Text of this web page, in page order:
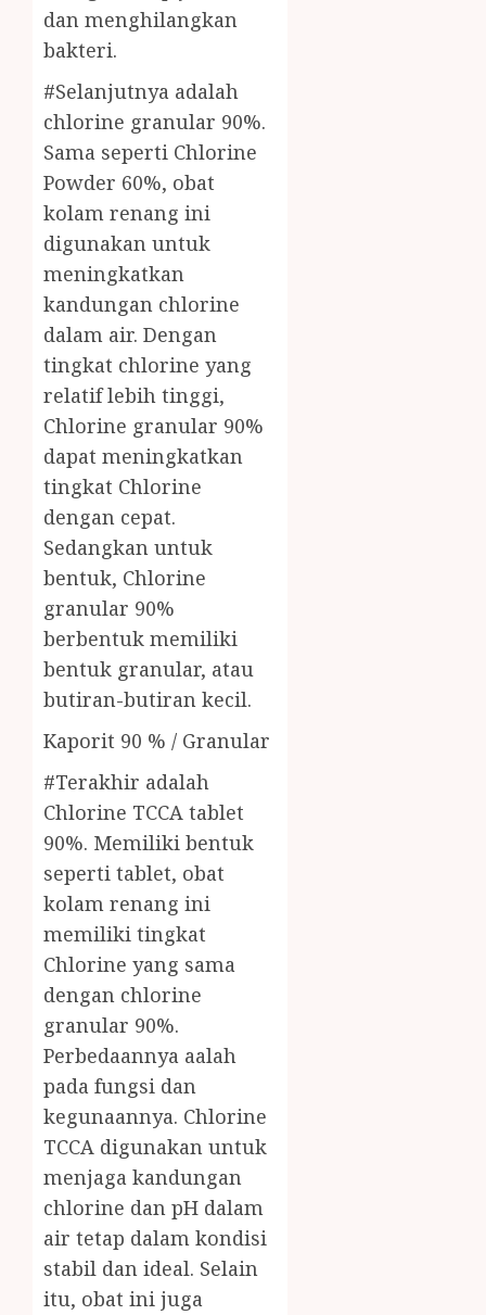
dan menghilangkan
bakteri.
#Selanjutnya adalah
chlorine granular 90%.
Sama seperti Chlorine
Powder 60%, obat
kolam renang ini
digunakan untuk
meningkatkan
kandungan chlorine
dalam air. Dengan
tingkat chlorine yang
relatif lebih tinggi,
Chlorine granular 90%
dapat meningkatkan
tingkat Chlorine
dengan cepat.
Sedangkan untuk
bentuk, Chlorine
granular 90%
berbentuk memiliki
bentuk granular, atau
butiran-butiran kecil.
Kaporit 90 % / Granular
#Terakhir adalah
Chlorine TCCA tablet
90%. Memiliki bentuk
seperti tablet, obat
kolam renang ini
memiliki tingkat
Chlorine yang sama
dengan chlorine
granular 90%.
Perbedaannya aalah
pada fungsi dan
kegunaannya. Chlorine
TCCA digunakan untuk
menjaga kandungan
chlorine dan pH dalam
air tetap dalam kondisi
stabil dan ideal. Selain
itu, obat ini juga